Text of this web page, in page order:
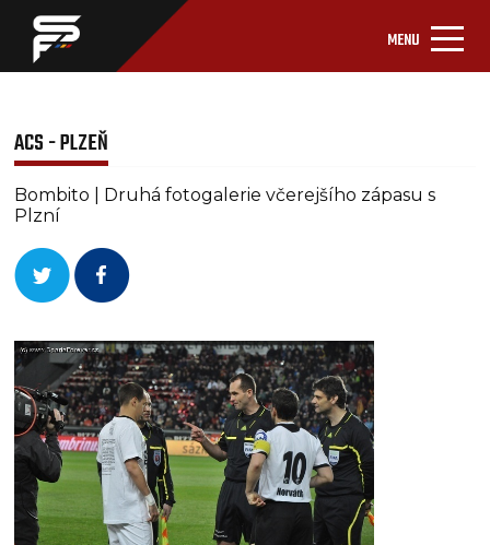
MENU
ACS - PLZEŇ
Bombito | Druhá fotogalerie včerejšího zápasu s
Plzní